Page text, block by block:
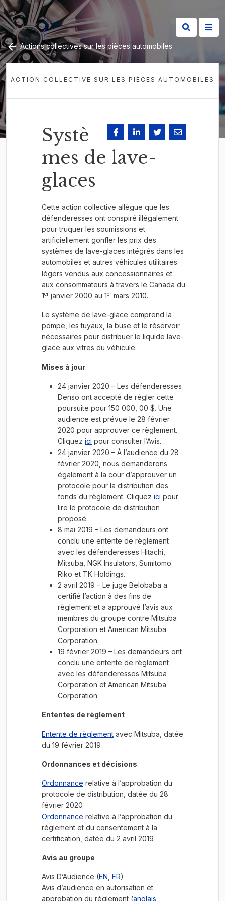
Actions collectives sur les pièces automobiles
ACTION COLLECTIVE SUR LES PIÈCES AUTOMOBILES
Systè
mes de lave-
glaces
Cette action collective allègue que les
défenderesses ont conspiré illégalement
pour truquer les soumissions et
artificiellement gonfler les prix des
systèmes de lave-glaces intégrés dans les
automobiles et autres véhicules utilitaires
légers vendus aux concessionnaires et
aux consommateurs à travers le Canada du
1er janvier 2000 au 1er mars 2010.
Le système de lave-glace comprend la
pompe, les tuyaux, la buse et le réservoir
nécessaires pour distribuer le liquide lave-
glace aux vitres du véhicule.
Mises à jour
24 janvier 2020 – Les défenderesses
Denso ont accepté de régler cette
poursuite pour 150 000, 00 $. Une
audience est prévue le 28 février
2020 pour approuver ce règlement.
Cliquez ici pour consulter l’Avis.
24 janvier 2020 – À l’audience du 28
février 2020, nous demanderons
également à la cour d’approuver un
protocole pour la distribution des
fonds du règlement. Cliquez ici pour
lire le protocole de distribution
proposé.
8 mai 2019 – Les demandeurs ont
conclu une entente de règlement
avec les défenderesses Hitachi,
Mitsuba, NGK Insulators, Sumitomo
Riko et TK Holdings.
2 avril 2019 – Le juge Belobaba a
certifié l’action à des fins de
règlement et a approuvé l’avis aux
membres du groupe contre Mitsuba
Corporation et American Mitsuba
Corporation.
19 février 2019 – Les demandeurs ont
conclu une entente de règlement
avec les défenderesses Mitsuba
Corporation et American Mitsuba
Corporation.
Ententes de règlement
Entente de règlement avec Mitsuba, datée
du 19 février 2019
Ordonnances et décisions
Ordonnance relative à l’approbation du
protocole de distribution, datée du 28
février 2020
Ordonnance relative à l’approbation du
règlement et du consentement à la
certification, datée du 2 avril 2019
Avis au groupe
Avis D’Audience (EN FR)
Avis d’audience en autorisation et
approbation du règlement (anglais